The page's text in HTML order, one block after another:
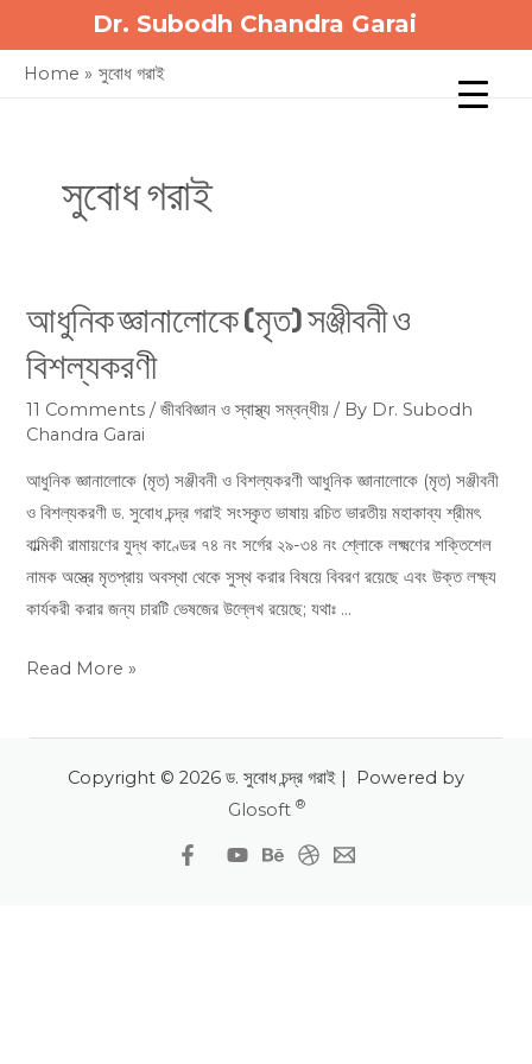
to
content
Dr. Subodh Chandra Garai
Home সুবোধ গরাই
সুবোধ গরাই
আধুনিক জ্ঞানালোকে (মৃত) সঞ্জীবনী ও
বিশল্যকরণী
11 Comments /জীববিজ্ঞান ও স্বাস্থ্য সম্বন্ধীয় / By Dr. Subodh
Chandra Garai
আধুনিক জ্ঞানালোকে (মৃত) সঞ্জীবনী ও বিশল্যকরণী আধুনিক জ্ঞানালোকে (মৃত) সঞ্জীবনী
ও বিশল্যকরণী ড. সুবোধ চন্দ্র গরাই সংস্কৃত ভাষায় রচিত ভারতীয় মহাকাব্য শ্রীমৎ
বাল্মিকী রামায়ণের যুদ্ধ কাণ্ডের ৭৪ নং সর্গের ২৯-৩৪ নং শ্লোকে লক্ষ্মণের শক্তিশেল
নামক অস্ত্রে মৃতপ্রায় অবস্থা থেকে সুস্থ করার বিষয়ে বিবরণ রয়েছে এবং উক্ত লক্ষ্য
কার্যকরী করার জন্য চারটি ভেষজের উল্লেখ রয়েছে; যথাঃ …
আধুনিক
জ্ঞানালোকে
(মৃত)
সঞ্জীবনী
ও
বিশল্যকরণী
Read More »
Copyright © 2026 ড. সুবোধ চন্দ্র গরাই | Powered by
Glosoft ®